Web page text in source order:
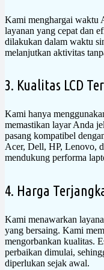
Kami menghargai waktu
layanan yang cepat dan
dilakukan dalam waktu
melanjutkan aktivitas
3. Kualitas LCD
Kami hanya
memastikan layar Anda
pasang kompatibel
Acer, Dell, HP, Lenovo,
mendukung performa
4. Harga
Kami menawarkan
yang bersaing. Kami
mengorbankan kualitas.
perbaikan dimulai,
diperlukan sejak awal.